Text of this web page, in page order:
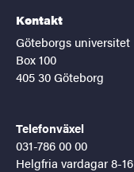
Kontakt
Göteborgs universitet
Box 100
405 30 Göteborg
Telefonväxel
031-786 00 00
Helgfria vardagar 8-16